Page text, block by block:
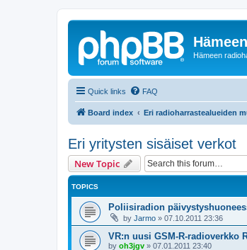
Hämeen
Quick links FAQ
Board index Eri radioharrastealueiden
Eri yritysten sisäiset verkot
New Topic
TOPICS
Poliisiradion
by Jarmo » 07.10.2011 23:36
VR:n uusi GSM-R-radioverkko
by oh3jgv » 07.01.2011 23:40